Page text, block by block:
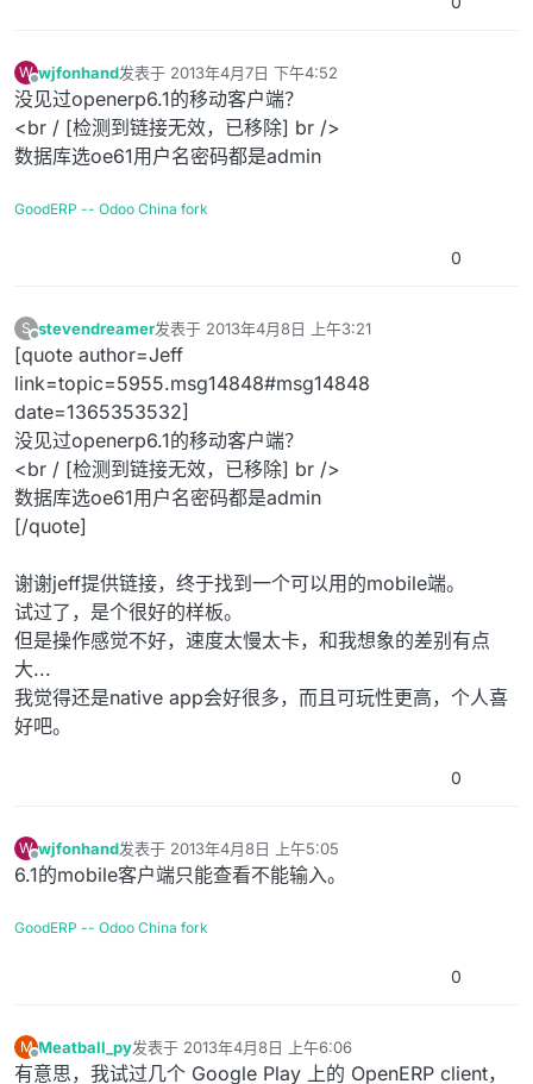
W
离线
wjfonhand发表于 2013年4月7日 下午4:52
最后由 编辑
没见过openerp6.1的移动客户端？
<br / [检测到链接无效，已移除] br />
数据库选oe61用户名密码都是admin
GoodERP -- Odoo China fork
0
S
离线
stevendreamer发表于 2013年4月8日 上午3:21
最后由 编辑
[quote author=Jeff
link=topic=5955.msg14848#msg14848
date=1365353532]
没见过openerp6.1的移动客户端？
<br / [检测到链接无效，已移除] br />
数据库选oe61用户名密码都是admin
[/quote]
谢谢jeff提供链接，终于找到一个可以用的mobile端。
试过了，是个很好的样板。
但是操作感觉不好，速度太慢太卡，和我想象的差别有点
大...
我觉得还是native app会好很多，而且可玩性更高，个人喜
好吧。
0
W
离线
wjfonhand发表于 2013年4月8日 上午5:05
最后由 编辑
6.1的mobile客户端只能查看不能输入。
GoodERP -- Odoo China fork
0
M
离线
Meatball_py发表于 2013年4月8日 上午6:06
最后由 编辑
有意思，我试过几个 Google Play 上的 OpenERP client，